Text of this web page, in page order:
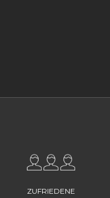
ZUFRIEDENE